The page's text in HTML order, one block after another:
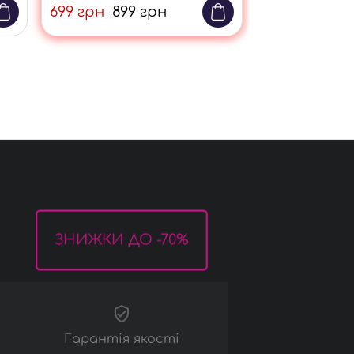
699 грн 899грн
Панчохи
Рукавички
Інше
ЗНИЖКИ ДО -70%
Гарантія якості